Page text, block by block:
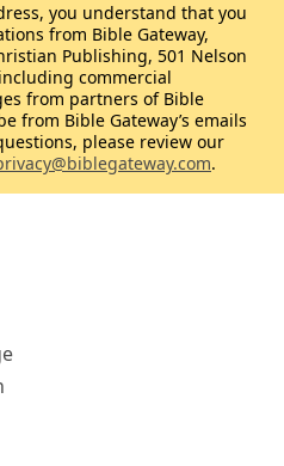
you understand that you
from Bible Gateway,
Publishing, 501 Nelson
commercial
from partners of Bible
from Bible Gateway’s emails
please review our
.